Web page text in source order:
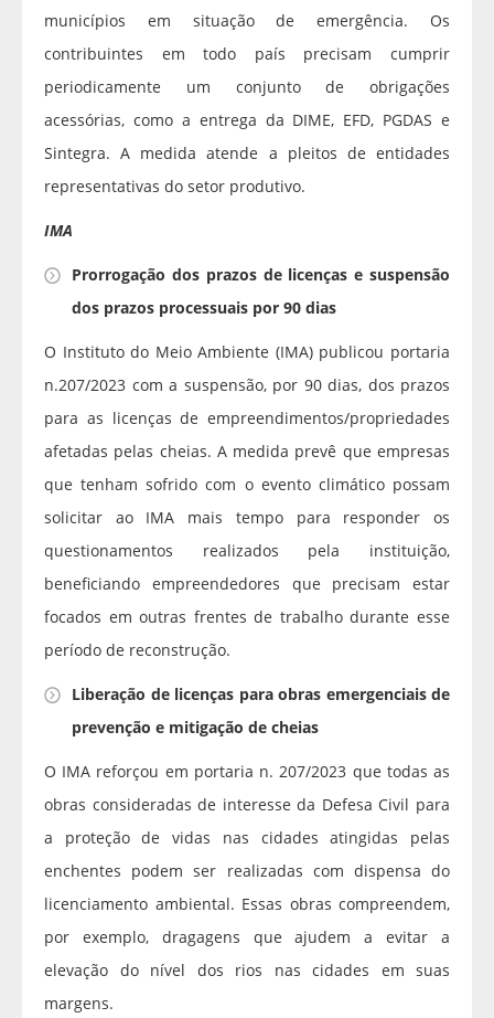
municípios em situação de emergência. Os
contribuintes em todo país precisam cumprir
periodicamente um conjunto de obrigações
acessórias, como a entrega da DIME, EFD, PGDAS e
Sintegra. A medida atende a pleitos de entidades
representativas do setor produtivo.
IMA
Prorrogação dos prazos de licenças e suspensão
dos prazos processuais por 90 dias
O Instituto do Meio Ambiente (IMA) publicou portaria
n.207/2023 com a suspensão, por 90 dias, dos prazos
para as licenças de empreendimentos/propriedades
afetadas pelas cheias. A medida prevê que empresas
que tenham sofrido com o evento climático possam
solicitar ao IMA mais tempo para responder os
questionamentos realizados pela instituição,
beneficiando empreendedores que precisam estar
focados em outras frentes de trabalho durante esse
período de reconstrução.
Liberação de licenças para obras emergenciais de
prevenção e mitigação de cheias
O IMA reforçou em portaria n. 207/2023 que todas as
obras consideradas de interesse da Defesa Civil para
a proteção de vidas nas cidades atingidas pelas
enchentes podem ser realizadas com dispensa do
licenciamento ambiental. Essas obras compreendem,
por exemplo, dragagens que ajudem a evitar a
elevação do nível dos rios nas cidades em suas
margens.